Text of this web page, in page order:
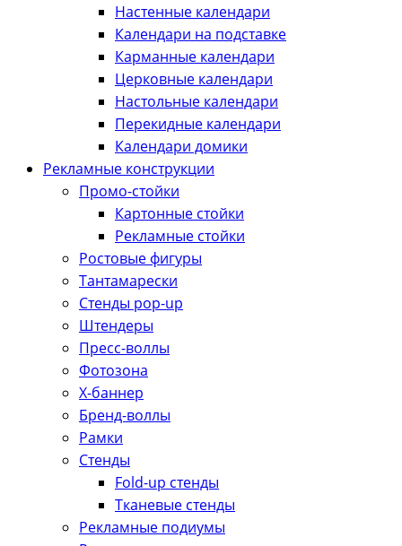
Настенные календари
Календари на подставке
Карманные календари
Церковные календари
Настольные календари
Перекидные календари
Календари домики
Рекламные конструкции
Промо-стойки
Картонные стойки
Рекламные стойки
Ростовые фигуры
Тантамарески
Стенды pop-up
Штендеры
Пресс-воллы
Фотозона
Х-баннер
Бренд-воллы
Рамки
Стенды
Fold-up стенды
Тканевые стенды
Рекламные подиумы